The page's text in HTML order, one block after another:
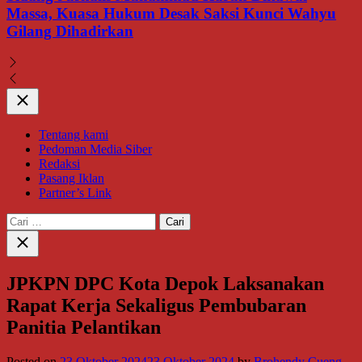
Massa, Kuasa Hukum Desak Saksi Kunci Wahyu
Gilang Dihadirkan
Close
Tentang kami
Pedoman Media Siber
Redaksi
Pasang Iklan
Partner’s Link
Cari
untuk:
Close
search
JPKPN DPC Kota Depok Laksanakan
Rapat Kerja Sekaligus Pembubaran
Panitia Pelantikan